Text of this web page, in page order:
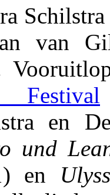
van
Festival
en
und
en